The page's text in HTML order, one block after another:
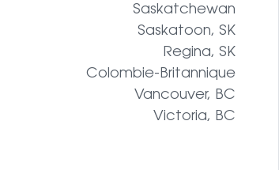
Saskatchewan
Saskatoon, SK
Regina, SK
Colombie-Britannique
Vancouver, BC
Victoria, BC